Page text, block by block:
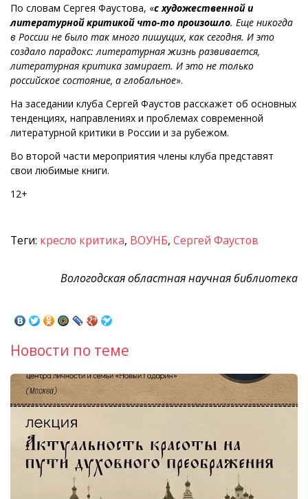
По словам Сергея Фаустова, «с художественной и
литературной критикой что-то произошло. Еще никогда
в России не было так много пишущих, как сегодня. И это
создало парадокс: литературная жизнь развивается,
литературная критика замирает. И это не только
российское состояние, а глобальное».
На заседании клуба Сергей Фаустов расскажет об основных
тенденциях, направлениях и проблемах современной
литературной критики в России и за рубежом.
Во второй части мероприятия члены клуба представят
свои любимые книги.
12+
Теги: кресло критика, ВОУНБ, Сергей Фаустов
Вологодская областная научная библиотека
Новости по теме